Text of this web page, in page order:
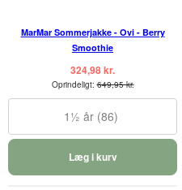
MarMar Sommerjakke - Ovi - Berry
Smoothie
324,98 kr.
Oprindeligt:649,95 kr.
1½ år (86)
Læg i kurv